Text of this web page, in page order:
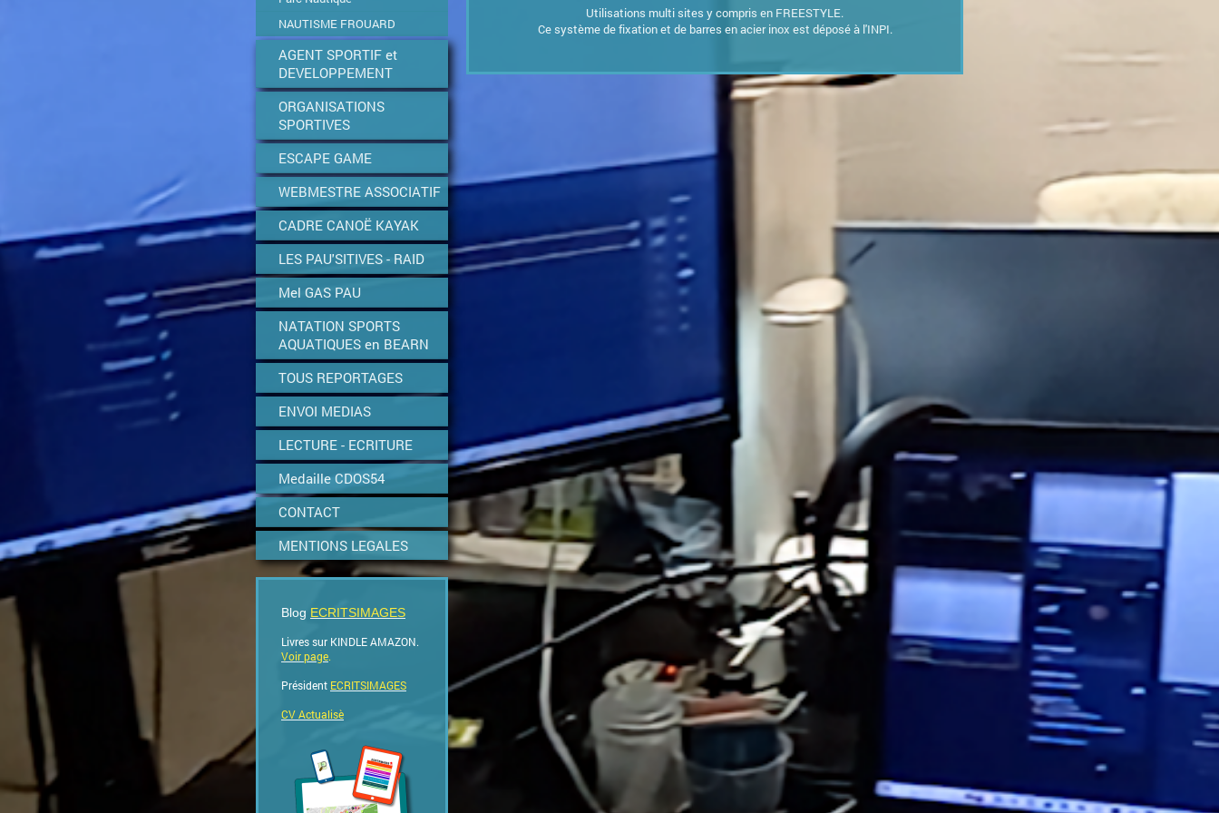
NAUTISME FROUARD
AGENT SPORTIF et
DEVELOPPEMENT
ORGANISATIONS
SPORTIVES
ESCAPE GAME
WEBMESTRE ASSOCIATIF
CADRE CANOË KAYAK
LES PAU'SITIVES - RAID
Mel GAS PAU
NATATION SPORTS
AQUATIQUES en BEARN
TOUS REPORTAGES
ENVOI MEDIAS
LECTURE - ECRITURE
Medaille CDOS54
CONTACT
MENTIONS LEGALES
Blog ECRITSIMAGES
Livres sur KINDLE AMAZON.
Voir page.
Président ECRITSIMAGES
CV Actualisè
Utilisations multi sites y compris en FREESTYLE.
Ce système de fixation et de barres en acier inox est déposé à l'INPI.